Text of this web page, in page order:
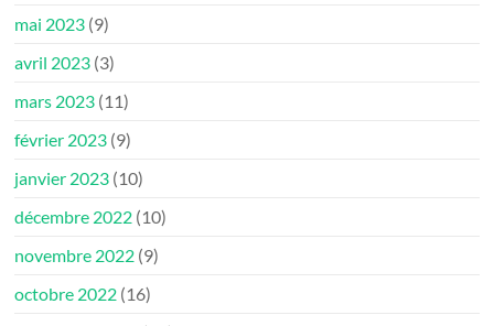
mai 2023 (9)
avril 2023 (3)
mars 2023 (11)
février 2023 (9)
janvier 2023 (10)
décembre 2022 (10)
novembre 2022 (9)
octobre 2022 (16)